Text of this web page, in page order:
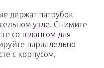
держат патрубок
узле. Снимите
со шлангом для
параллельно
с корпусом.